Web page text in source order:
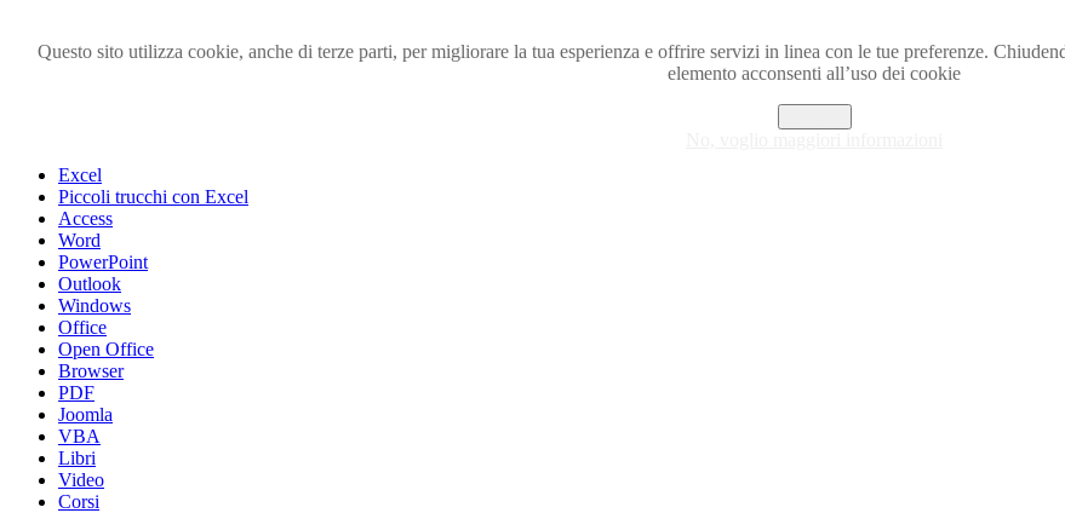
Questo sito utilizza cookie, anche di terze parti, per migliorare la tua esperienza e offrire servizi in linea con le tue preferenze.
elemento acconsenti all’uso dei cookie
Excel
Piccoli trucchi con Excel
Access
Word
PowerPoint
Outlook
Windows
Office
Open Office
Browser
PDF
Joomla
VBA
Libri
Video
Corsi